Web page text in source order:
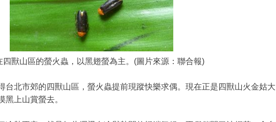
四獸山區的螢火蟲，以黑翅螢為主。(圖片來源：聯合報)
台北市郊的四獸山區，螢火蟲提前現蹤快樂求偶。現在正是四獸山火金姑大
黑上山賞螢去。